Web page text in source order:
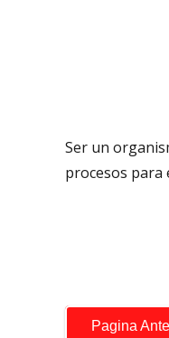
Ser un
procesos para
Pagina